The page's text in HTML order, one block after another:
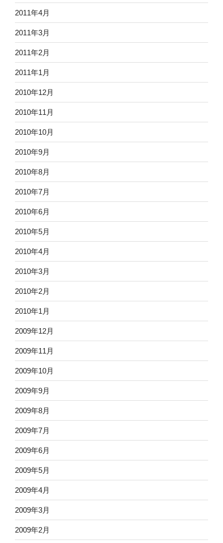
2011年4月
2011年3月
2011年2月
2011年1月
2010年12月
2010年11月
2010年10月
2010年9月
2010年8月
2010年7月
2010年6月
2010年5月
2010年4月
2010年3月
2010年2月
2010年1月
2009年12月
2009年11月
2009年10月
2009年9月
2009年8月
2009年7月
2009年6月
2009年5月
2009年4月
2009年3月
2009年2月